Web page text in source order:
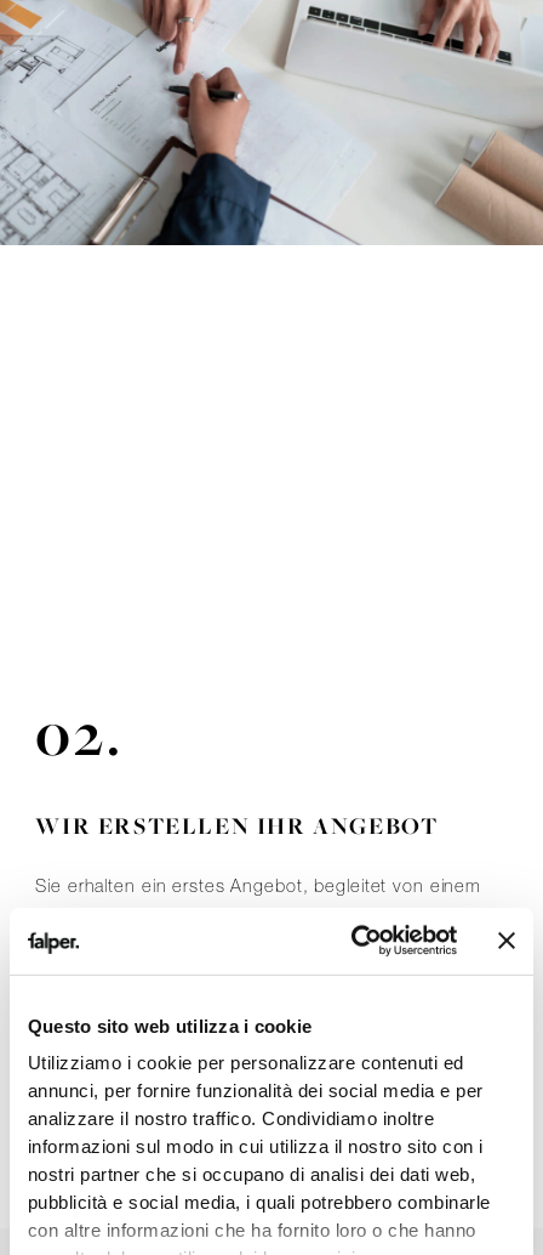
Questo sito web utilizza i cookie
Utilizziamo i cookie per personalizzare contenuti ed
annunci, per fornire funzionalità dei social media e per
analizzare il nostro traffico. Condividiamo inoltre
informazioni sul modo in cui utilizza il nostro sito con i
nostri partner che si occupano di analisi dei dati web,
pubblicità e social media, i quali potrebbero combinarle
con altre informazioni che ha fornito loro o che hanno
02.
WIR ERSTELLEN IHR ANGEBOT
Sie erhalten ein erstes Angebot, begleitet von einem
inspirierenden Moodboard mit einer Auswahl an
Produkten, die optimal zu Ihrem Projekt passen.
Vorschlägen visualisieren wir Ihre Ideen und
Atmosphäre zu spüren und das Projekt schon vor
Baubeginn zu erleben. Anschließend erstellen wir den
finalen Entwurf.